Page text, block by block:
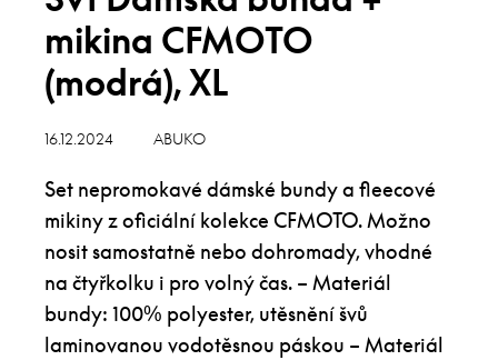
mikina CFMOTO
(modrá), XL
16.12.2024 ABUKO
Set nepromokavé dámské bundy a fleecové
mikiny z oficiální kolekce CFMOTO. Možno
nosit samostatně nebo dohromady, vhodné
na čtyřkolku i pro volný čas. – Materiál
bundy: 100% polyester, utěsnění švů
laminovanou vodotěsnou páskou – Materiál